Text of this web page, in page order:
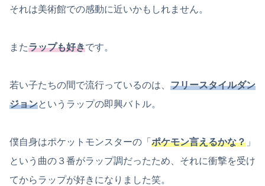
それは美術館での感動に近いかもしれません。
またラップも好きです。
若い子たちの間で流行っているのは、 フリースタイルダン
ジョンというラップの即興バトル。
僕自身はポケットモンスターの「 ポケモン言えるかな？ 」
という曲の３番がラップ調だったため、それに衝撃を受け
てからラップが好きになりました笑。